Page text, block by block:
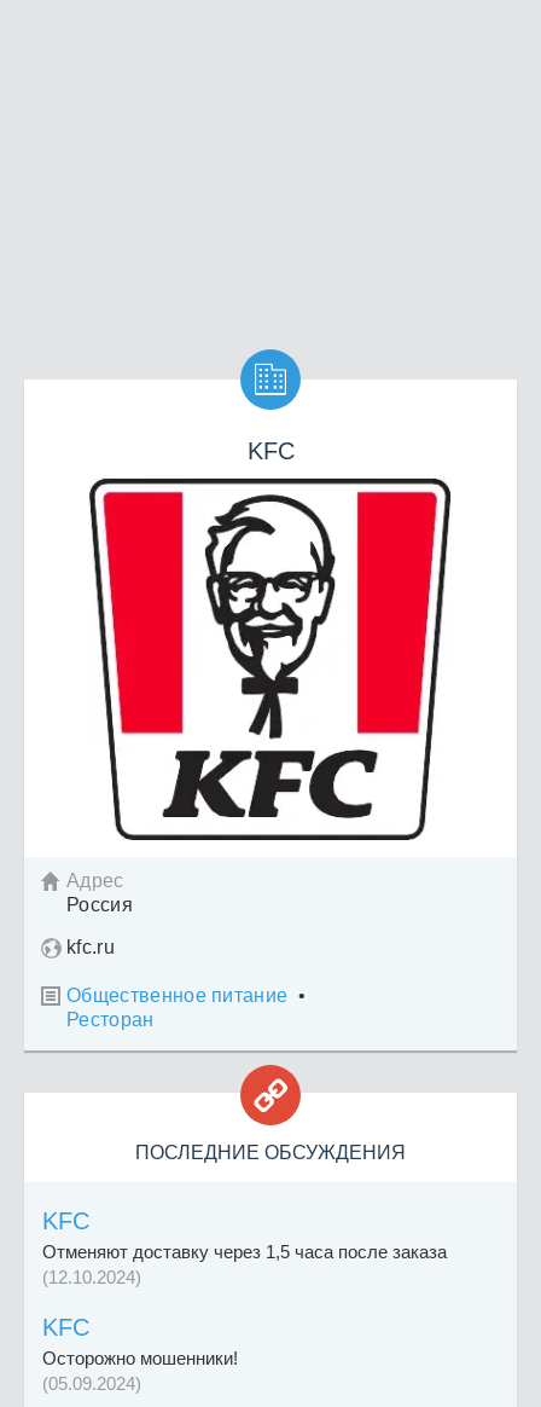

KFC
 Адрес
Россия
kfc.ru
 Общественное питание •
Ресторан

ПОСЛЕДНИЕ ОБСУЖДЕНИЯ
KFC
Отменяют доставку через 1,5 часа после заказа
(12.10.2024)
KFC
Осторожно мошенники!
(05.09.2024)